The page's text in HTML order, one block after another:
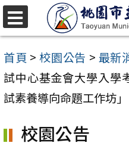
跳
至
主
要
內
區
首頁 > 校園公告 > 最新
試中心基金會大學入學
試素養導向命題工作坊」
校園公告
選
單